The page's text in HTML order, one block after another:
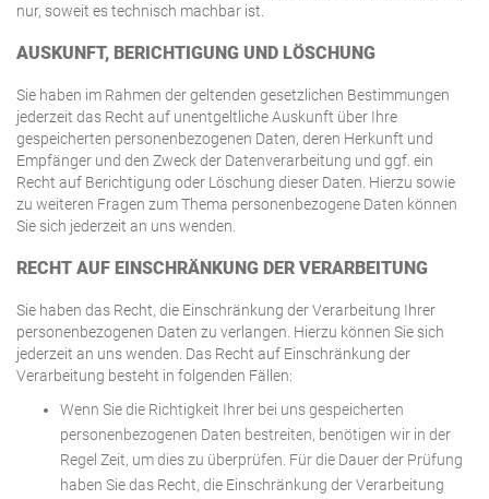
nur, soweit es technisch machbar ist.
AUSKUNFT, BERICHTIGUNG UND LÖSCHUNG
Sie haben im Rahmen der geltenden gesetzlichen Bestimmungen
jederzeit das Recht auf unentgeltliche Auskunft über Ihre
gespeicherten personenbezogenen Daten, deren Herkunft und
Empfänger und den Zweck der Datenverarbeitung und ggf. ein
Recht auf Berichtigung oder Löschung dieser Daten. Hierzu sowie
zu weiteren Fragen zum Thema personenbezogene Daten können
Sie sich jederzeit an uns wenden.
RECHT AUF EINSCHRÄNKUNG DER VERARBEITUNG
Sie haben das Recht, die Einschränkung der Verarbeitung Ihrer
personenbezogenen Daten zu verlangen. Hierzu können Sie sich
jederzeit an uns wenden. Das Recht auf Einschränkung der
Verarbeitung besteht in folgenden Fällen:
Wenn Sie die Richtigkeit Ihrer bei uns gespeicherten
personenbezogenen Daten bestreiten, benötigen wir in der
Regel Zeit, um dies zu überprüfen. Für die Dauer der Prüfung
haben Sie das Recht, die Einschränkung der Verarbeitung